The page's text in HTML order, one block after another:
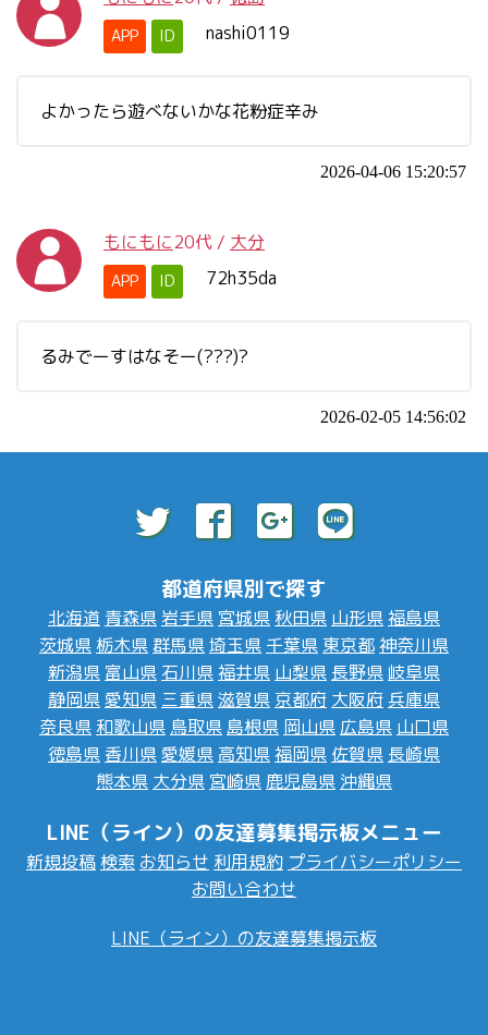
APP ID nashi0119
よかったら遊べないかな花粉症辛み
2026-04-06 15:20:57
もにもに20代 / 大分
APP ID 72h35da
るみでーすはなそー(???)?
2026-02-05 14:56:02
都道府県別で探す
北海道 青森県 岩手県 宮城県 秋田県 山形県福島県
茨城県 栃木県群馬県埼玉県 千葉県 東京都神奈川県
新潟県 富山県 石川県福井県 山梨県 長野県 岐阜県
静岡県愛知県 三重県滋賀県 京都府 大阪府 兵庫県
奈良県 和歌山県 鳥取県 島根県 岡山県 広島県 山口県
徳島県 香川県愛媛県 高知県福岡県 佐賀県 長崎県
熊本県 大分県 宮崎県 鹿児島県 沖縄県
LINE（ライン）の友達募集掲示板メニュー
新規投稿 検索 お知らせ 利用規約 プライバシーポリシー
お問い合わせ
LINE（ライン）の友達募集掲示板